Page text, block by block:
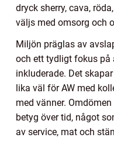
dryck sherry, cava,
väljs med omsorg och
Miljön präglas av
och ett tydligt fokus på
inkluderade. Det
lika väl för AW med
med vänner.
betyg över tid, något
av service, mat och